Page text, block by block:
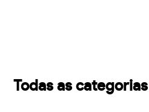
Todas as categorias